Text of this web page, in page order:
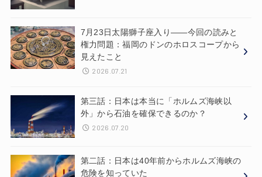
7月23日太陽獅子座入り——今回の読みと
権力問題：福岡のドンのホロスコープから
見えたこと
2026.07.21
第三話：日本は本当に「ホルムズ海峡以
外」から石油を確保できるのか？
2026.07.20
第二話：日本は40年前からホルムズ海峡の
危険を知っていた